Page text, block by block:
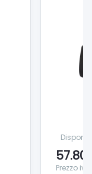
57.80
Prezzo